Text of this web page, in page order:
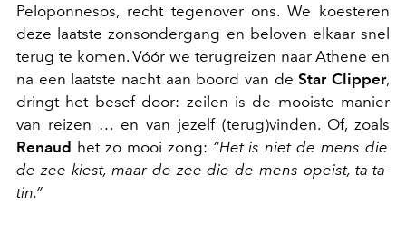
Peloponnesos, recht tegenover ons. We koesteren
deze laatste zonsondergang en beloven elkaar snel
terug te komen. Vóór we terugreizen naar Athene en
na een laatste nacht aan boord van deStar Clipper,
dringt het besef door: zeilen is de mooiste manier
van reizen … en van jezelf (terug)vinden. Of, zoals
Renaud het zo mooi zong: “Het is niet de mens die
de zee kiest, maar de zee die de mens opeist, ta-ta-
tin.”